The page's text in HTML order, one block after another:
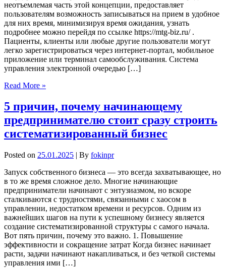
неотъемлемая часть этой концепции, предоставляет
пользователям возможность записываться на прием в удобное
для них время, минимизируя время ожидания, узнать
подробнее можно перейдя по ссылке https://mtg-biz.ru/ .
Пациенты, клиенты или любые другие пользователи могут
легко зарегистрироваться через интернет-портал, мобильное
приложение или терминал самообслуживания. Система
управления электронной очередью […]
Read More »
5 причин, почему начинающему
предпринимателю стоит сразу строить
систематизированный бизнес
Posted on 25.01.2025 | By fokinpr
Запуск собственного бизнеса — это всегда захватывающее, но
в то же время сложное дело. Многие начинающие
предприниматели начинают с энтузиазмом, но вскоре
сталкиваются с трудностями, связанными с хаосом в
управлении, недостатком времени и ресурсов. Одним из
важнейших шагов на пути к успешному бизнесу является
создание систематизированной структуры с самого начала.
Вот пять причин, почему это важно. 1. Повышение
эффективности и сокращение затрат Когда бизнес начинает
расти, задачи начинают накапливаться, и без четкой системы
управления ими […]